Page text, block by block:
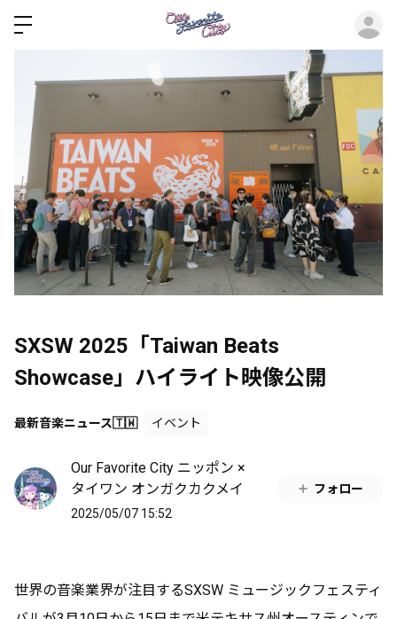
SXSW 2025「Taiwan Beats
Showcase」ハイライト映像公開
最新音楽ニュース🇹🇼 イベント
Our Favorite City ニッポン ×
タイワン オンガクカクメイ
2025/05/07 15:52
フォロー
世界の音楽業界が注目するSXSW ミュージックフェスティ